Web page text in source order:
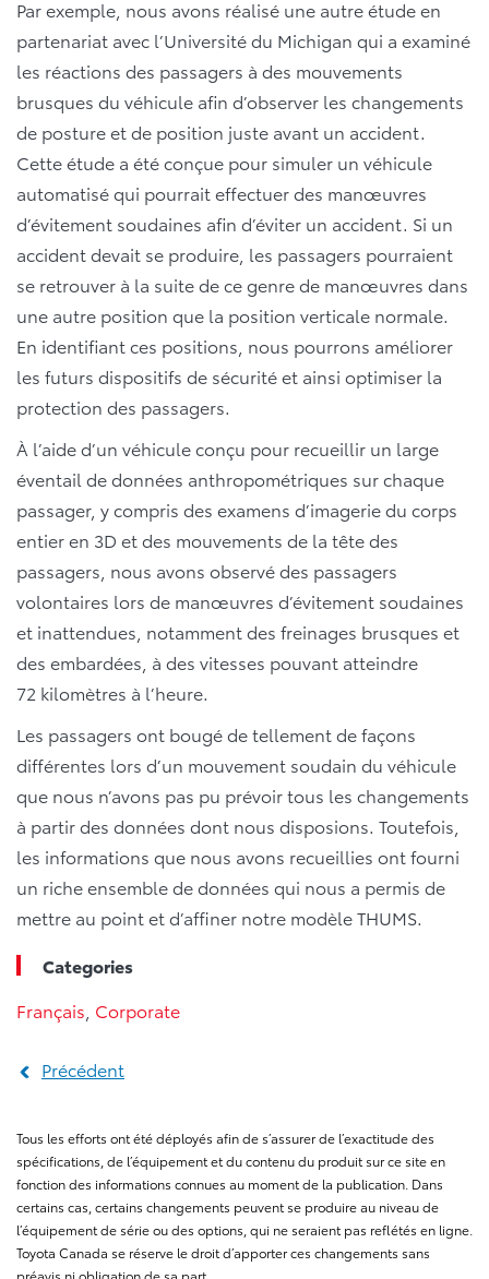
Par exemple, nous avons réalisé une autre étude en
partenariat avec l’Université du Michigan qui a examiné
les réactions des passagers à des mouvements
brusques du véhicule afin d’observer les changements
de posture et de position juste avant un accident.
Cette étude a été conçue pour simuler un véhicule
automatisé qui pourrait effectuer des manœuvres
d’évitement soudaines afin d’éviter un accident. Si un
accident devait se produire, les passagers pourraient
se retrouver à la suite de ce genre de manœuvres dans
une autre position que la position verticale normale.
En identifiant ces positions, nous pourrons améliorer
les futurs dispositifs de sécurité et ainsi optimiser la
protection des passagers.
À l’aide d’un véhicule conçu pour recueillir un large
éventail de données anthropométriques sur chaque
passager, y compris des examens d’imagerie du corps
entier en 3D et des mouvements de la tête des
passagers, nous avons observé des passagers
volontaires lors de manœuvres d’évitement soudaines
et inattendues, notamment des freinages brusques et
des embardées, à des vitesses pouvant atteindre
72 kilomètres à l’heure.
Les passagers ont bougé de tellement de façons
différentes lors d’un mouvement soudain du véhicule
que nous n’avons pas pu prévoir tous les changements
à partir des données dont nous disposions. Toutefois,
les informations que nous avons recueillies ont fourni
un riche ensemble de données qui nous a permis de
mettre au point et d’affiner notre modèle THUMS.
Categories
Français Corporate
Précédent
Tous les efforts ont été déployés afin de s’assurer de l’exactitude des
spécifications, de l’équipement et du contenu du produit sur ce site en
fonction des informations connues au moment de la publication. Dans
certains cas, certains changements peuvent se produire au niveau de
l’équipement de série ou des options, qui ne seraient pas reflétés en ligne.
Toyota Canada se réserve le droit d’apporter ces changements sans
préavis ni obligation de sa part.